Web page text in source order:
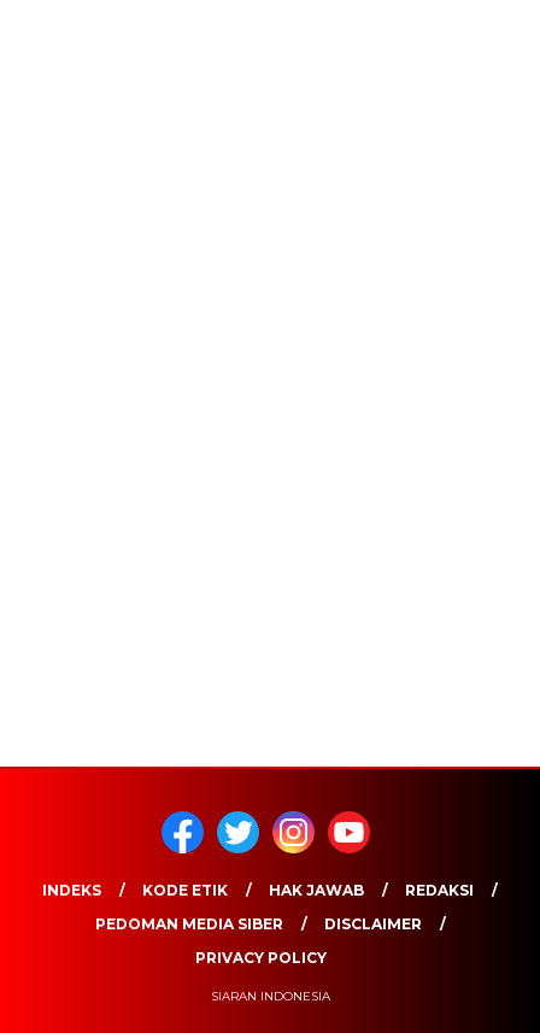
INDEKS KODE ETIK HAK JAWAB
REDAKSI
PEDOMAN MEDIA SIBER
DISCLAIMER
PRIVACY POLICY
SIARAN INDONESIA